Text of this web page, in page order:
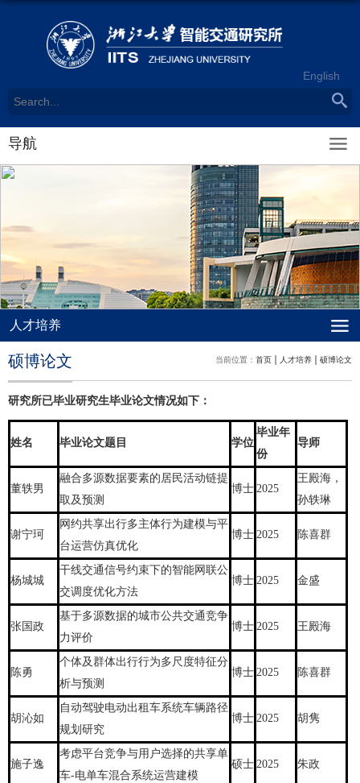
English
导航
人才培养
当前位置： 首页 人才培养 硕博论文
硕博论文
研究所已毕业研究生毕业论文情况如下：
姓名 毕业论文题目 学位
毕业年
份
导师
董轶男
融合多源数据要素的居民活动链提
取及预测
博士 2025
王殿海，
孙轶琳
谢宁珂
网约共享出行多主体行为建模与平
台运营仿真优化
博士 2025 陈喜群
杨城城
干线交通信号约束下的智能网联公
交调度优化方法
博士 2025 金盛
张国政
基于多源数据的城市公共交通竞争
力评价
博士 2025 王殿海
陈勇
个体及群体出行行为多尺度特征分
析与预测
博士 2025 陈喜群
胡沁如
自动驾驶电动出租车系统车辆路径
规划研究
博士 2025 胡隽
施子逸
考虑平台竞争与用户选择的共享单
车-电单车混合系统运营建模
硕士 2025 朱政